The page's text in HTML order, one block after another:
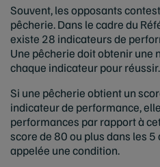
Souvent, les opposants
pêcherie. Dans le cadre du
existe 28 indicateurs de
Une pêcherie doit obtenir une
chaque indicateur pour réussir.
Si une pêcherie obtient un
indicateur de performance,
performances par rapport à
score de 80 ou plus dans les
appelée une condition.